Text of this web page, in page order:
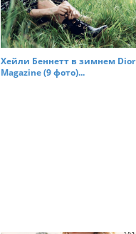
g
a
t
Хейли Беннетт в зимнем Dior
Magazine (9 фото)...